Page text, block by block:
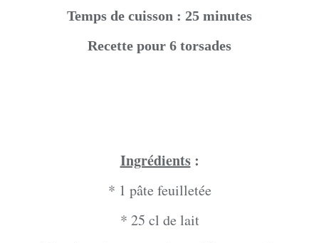
Temps de cuisson : 25 minutes
Recette pour 6 torsades
Ingrédients:
* 1 pâte feuilletée
* 25 cl de lait